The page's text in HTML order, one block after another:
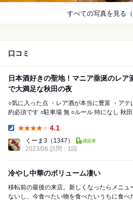
すべての写真を見る（
口コミ
日本酒好きの聖地！マニア垂涎のレア
で大満足な秋田の夜
○気に入った点 ・レア酒が本当に豊富 ・アテはかなり安い ●注意点 ・予
約必須です ○駐車場 無 ○ルール 特になし 秋田にある居酒屋。 このお店は
4.1
くーま3 （1347）
2023/06 訪問
1回
冷やし中華のボリューム凄い
移転前の最後の来店。新しくなったらメニュ
ないし、今食べたい物を食べたいうちに食べ